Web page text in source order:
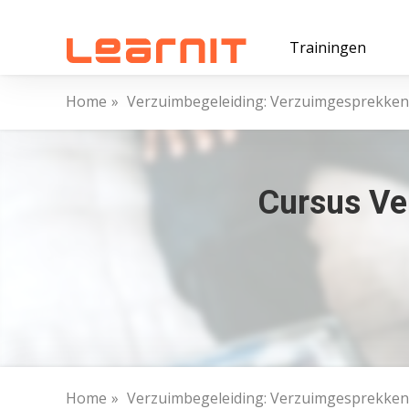
Trainingen
Home Verzuimbegeleiding:
Cursus
Home Verzuimbegeleiding: